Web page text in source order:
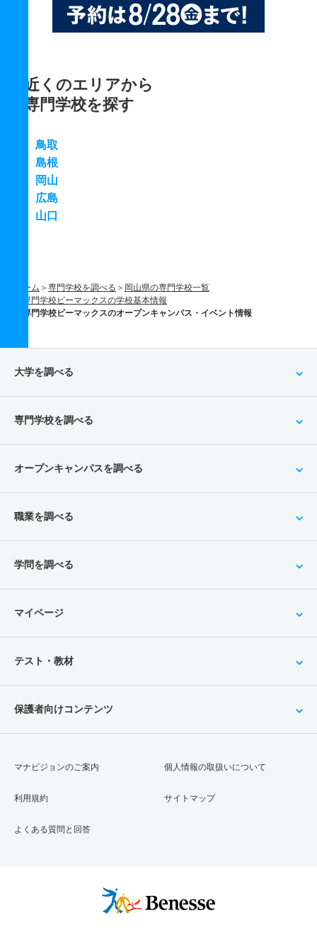
近くのエリアから
専門学校を探す
鳥取
島根
岡山
広島
山口
ホーム 専門学校を調べる
岡山県の専門学校一覧
専門学校ビーマックスの学校基本情報
専門学校ビーマックスのオープンキャンパス・イベント情報
大学を調べる
専門学校を調べる
オープンキャンパスを調べる
職業を調べる
学問を調べる
マイページ
テスト・教材
保護者向けコンテンツ
マナビジョンのご案内
利用規約
よくある質問と回答
個人情報の取扱いについて
サイトマップ